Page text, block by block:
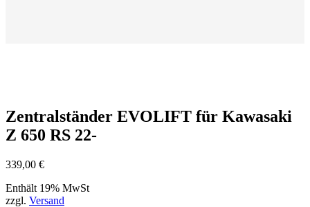
Zentralständer EVOLIFT für Kawasaki
Z 650 RS 22-
339,00 €
Enthält 19% MwSt
zzgl. Versand